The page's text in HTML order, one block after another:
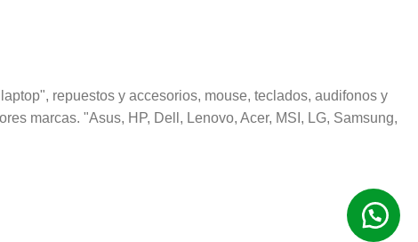
repuestos y accesorios, mouse, teclados, audifonos y
marcas. "Asus, HP, Dell, Lenovo, Acer, MSI, LG, Samsung,